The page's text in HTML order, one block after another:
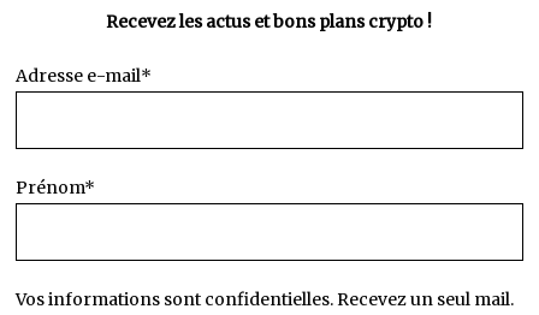
Recevez les actus et bons plans crypto !
Adresse e-mail*
Prénom*
Vos informations sont confidentielles. Recevez un seul mail.